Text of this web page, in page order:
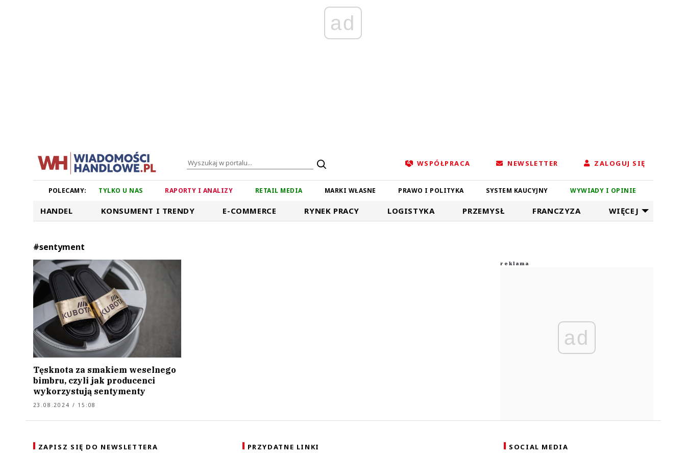
ad
WSPÓŁPRACA NEWSLETTER ZALOGUJ SIĘ
POLECAMY: TYLKO U NAS RAPORTY I ANALIZY RETAIL MEDIA MARKI WŁASNE PRAWO I POLITYKA SYSTEM KAUCYJNY WYWIADY I OPINIE
HANDEL KONSUMENT I TRENDY E-COMMERCE RYNEK PRACY LOGISTYKA PRZEMYSŁ FRANCZYZA WIĘCEJ
#sentyment
Tęsknota za smakiem weselnego
bimbru, czyli jak producenci
wykorzystują sentymenty
23.08.2024 / 15:08
ad
ZAPISZ SIĘ DO NEWSLETTERA PRZYDATNE LINKI SOCIAL MEDIA